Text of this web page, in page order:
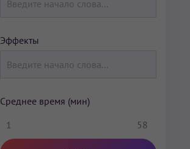
Эффекты
Среднее время (мин)
1
58